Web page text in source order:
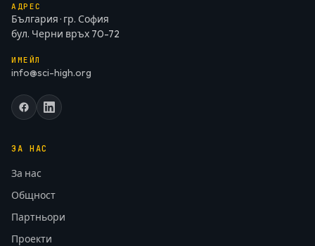
АДРЕС
България · гр. София
бул. Черни връх 70-72
ИМЕЙЛ
info@sci-high.org
ЗА НАС
За нас
Общност
Партньори
Проекти